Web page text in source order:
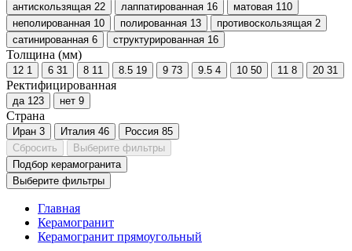
антискользящая 22 лаппатированная 16 матовая 110
неполированная 10 полированная 13 противоскользящая 2
сатинированная 6 структурированная 16
Толщина (мм)
12 1 6 31 8 11 8.5 19 9 73 9.5 4 10 50 11 8 20 31
Ректифицированная
да 123 нет 9
Страна
Иран 3 Италия 46 Россия 85
Сбросить
Выберите фильтры
Подбор керамогранита
Выберите фильтры
Главная
Керамогранит
Керамогранит прямоугольный